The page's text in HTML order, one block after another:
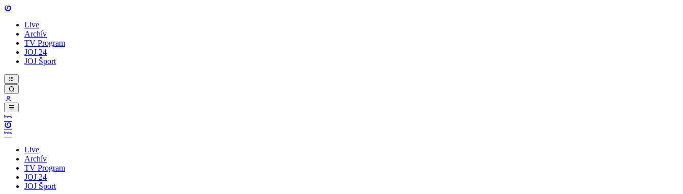
Live
Archív
TV Program
JOJ 24
JOJ Šport
Live
Archív
TV Program
JOJ 24
JOJ Šport